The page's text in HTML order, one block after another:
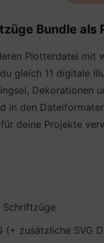
Bundle
Plotterdatei mit
gleich 11 digitale
Dekorationen
in den
deine Projekte
Schriftzüge
(+ zusätzliche